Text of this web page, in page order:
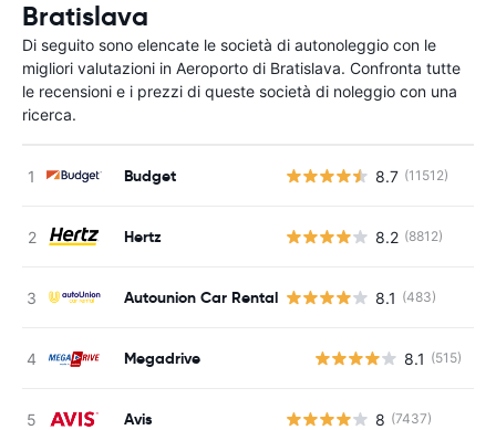
Bratislava
Di seguito sono elencate le società di autonoleggio con le
migliori valutazioni in Aeroporto di Bratislava. Confronta tutte
le recensioni e i prezzi di queste società di noleggio con una
ricerca.
Budget 8.7 (11512)
Hertz 8.2 (8812)
Autounion Car Rental 8.1 (483)
Megadrive 8.1 (515)
Avis 8 (7437)